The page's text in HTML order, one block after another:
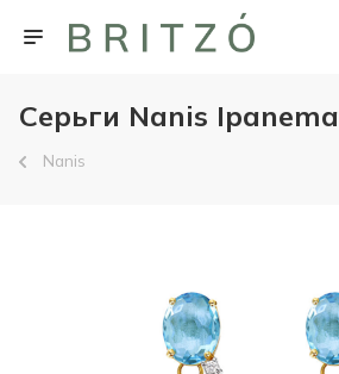
Серьги Nanis Ipanema
Nanis